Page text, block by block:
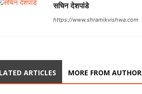
सचिन देशपांडे
https://www.shramikvishwa.com
ARTICLES MORE FROM AUTHOR